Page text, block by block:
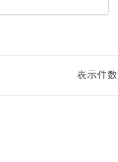
表示件数